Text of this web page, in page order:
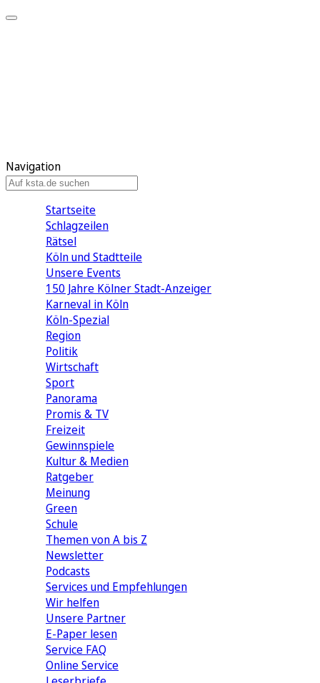
Navigation
Startseite
Schlagzeilen
Rätsel
Köln und Stadtteile
Unsere Events
150 Jahre Kölner Stadt-Anzeiger
Karneval in Köln
Köln-Spezial
Region
Politik
Wirtschaft
Sport
Panorama
Promis & TV
Freizeit
Gewinnspiele
Kultur & Medien
Ratgeber
Meinung
Green
Schule
Themen von A bis Z
Newsletter
Podcasts
Services und Empfehlungen
Wir helfen
Unsere Partner
E-Paper lesen
Service FAQ
Online Service